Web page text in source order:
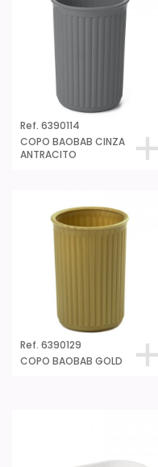
Ref. 6390114
COPO BAOBAB CINZA
ANTRACITO
Ref. 6390129
COPO BAOBAB GOLD